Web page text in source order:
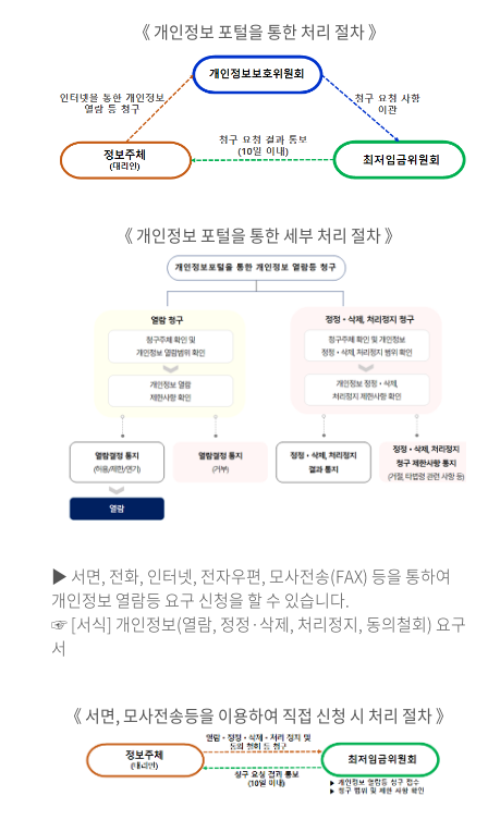
《 개인정보 포털을 통한 처리 절차 》
《 개인정보 포털을 통한 세부 처리 절차 》
▶ 서면, 전화, 인터넷, 전자우편, 모사전송(FAX) 등을 통하여
개인정보 열람등 요구 신청을 할 수 있습니다.
☞ [서식] 개인정보(열람, 정정·삭제, 처리정지, 동의철회) 요구
서
《 서면, 모사전송등을 이용하여 직접 신청 시 처리 절차 》